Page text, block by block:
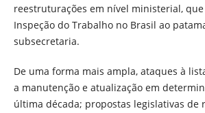
reestruturações em nível ministerial,
Inspeção do Trabalho no Brasil ao
subsecretaria.
De uma forma mais ampla, ataques à
a manutenção e atualização em
última década; propostas legislativas de